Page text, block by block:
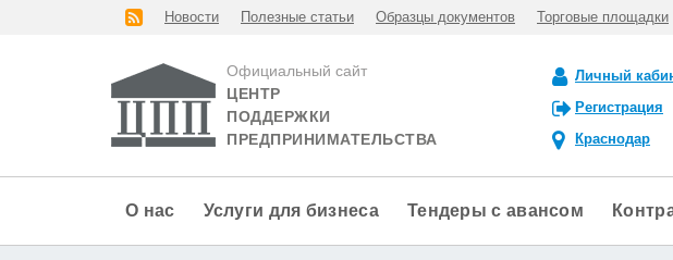
Новости Полезные статьи Образцы документов Торговые площадки
Официальный сайт
ЦЕНТР
ПОДДЕРЖКИ
ПРЕДПРИНИМАТЕЛЬСТВА
Личный
Регистрация
Краснодар
О нас Услуги для бизнеса Тендеры с авансом